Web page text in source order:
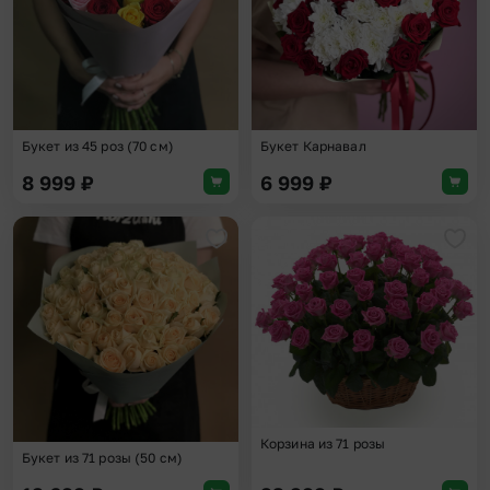
Букет из 45 роз (70 см)
8 999 ₽
Букет Карнавал
6 999 ₽
Добавить в избранное
Букет из 71 розы (50 см)
Корзина из 71 розы